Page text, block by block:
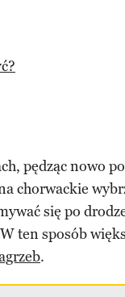
pędząc nowo
chorwackie
się po
W ten sposób
.